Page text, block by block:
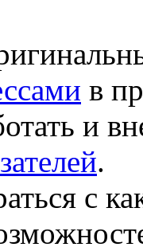
в
и
.
с